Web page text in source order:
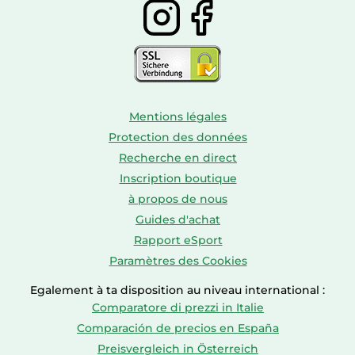
Mentions légales
Protection des données
Recherche en direct
Inscription boutique
à propos de nous
Guides d'achat
Rapport eSport
Paramètres des Cookies
Egalement à ta disposition au niveau international :
Comparatore di prezzi in Italie
Comparación de precios en España
Preisvergleich in Österreich